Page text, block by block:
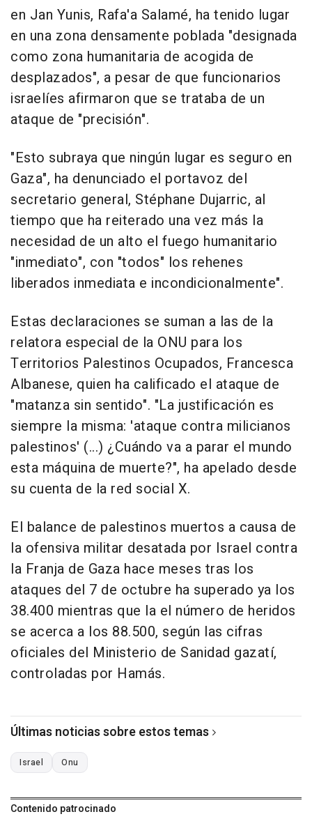
en Jan Yunis, Rafa'a Salamé, ha tenido lugar
en una zona densamente poblada "designada
como zona humanitaria de acogida de
desplazados", a pesar de que funcionarios
israelíes afirmaron que se trataba de un
ataque de "precisión".
"Esto subraya que ningún lugar es seguro en
Gaza", ha denunciado el portavoz del
secretario general, Stéphane Dujarric, al
tiempo que ha reiterado una vez más la
necesidad de un alto el fuego humanitario
"inmediato", con "todos" los rehenes
liberados inmediata e incondicionalmente".
Estas declaraciones se suman a las de la
relatora especial de la ONU para los
Territorios Palestinos Ocupados, Francesca
Albanese, quien ha calificado el ataque de
"matanza sin sentido". "La justificación es
siempre la misma: 'ataque contra milicianos
palestinos' (...) ¿Cuándo va a parar el mundo
esta máquina de muerte?", ha apelado desde
su cuenta de la red social X.
El balance de palestinos muertos a causa de
la ofensiva militar desatada por Israel contra
la Franja de Gaza hace meses tras los
ataques del 7 de octubre ha superado ya los
38.400 mientras que la el número de heridos
se acerca a los 88.500, según las cifras
oficiales del Ministerio de Sanidad gazatí,
controladas por Hamás.
Últimas noticias sobre estos temas
Israel Onu
Contenido patrocinado